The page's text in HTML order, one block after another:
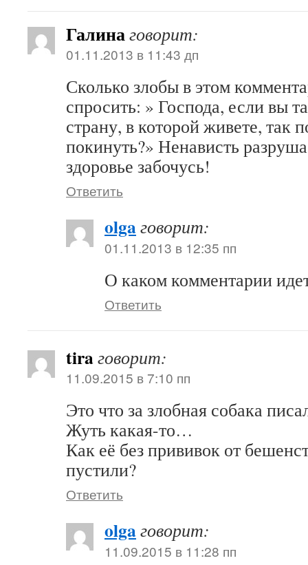
Галинаговорит:
01.11.2013 в 11:43 дп
Сколько злобы в этом
спросить: » Господа, если вы
страну, в которой живете, так
покинуть?» Ненависть
здоровье забочусь!
Ответить
olgaговорит:
01.11.2013 в 12:35 пп
О каком комментарии
Ответить
tiraговорит:
11.09.2015 в 7:10 пп
Это что за злобная собака
Жуть какая-то…
Как её без прививок от
пустили?
Ответить
olgaговорит:
11.09.2015 в 11:28 пп